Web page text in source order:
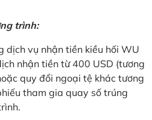
trình:
dịch vụ nhận tiền kiều hối WU
nhận tiền từ 400 USD (tương
quy đổi ngoại tệ khác tương
tham gia quay số trúng